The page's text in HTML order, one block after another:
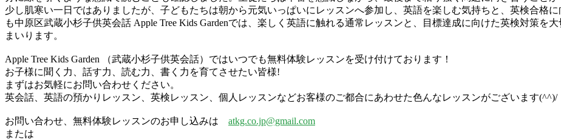
少し肌寒い一日ではありましたが、子どもたちは朝から元気いっぱいにレッスンへ参加し、英語を楽しむ気持ちと、英検合格
も中原区武蔵小杉子供英会話 Apple Tree Kids Gardenでは、楽しく英語に触れる通常レッスンと、目標達成に向けた英検対策を
まいります。
Apple Tree Kids Garden （武蔵小杉子供英会話）ではいつでも無料体験レッスンを受け付けております！
お子様に聞く力、話す力、読む力、書く力を育てさせたい皆様!
まずはお気軽にお問い合わせください。
英会話、英語の預かりレッスン、英検レッスン、個人レッスンなどお客様のご都合にあわせた色んなレッスンがございます(^^)/
お問い合わせ、無料体験レッスンのお申し込みは atkg.co.jp@gmail.com
または